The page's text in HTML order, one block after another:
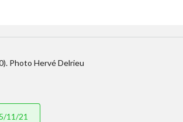
Photo Hervé Delrieu
11/21